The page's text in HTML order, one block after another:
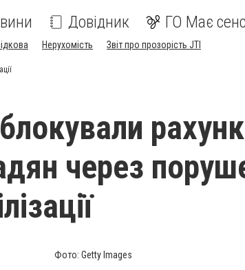
Довідник ГО Має сенс
Нерухомість Звіт про прозорість JTI
через
Фото: Getty Images